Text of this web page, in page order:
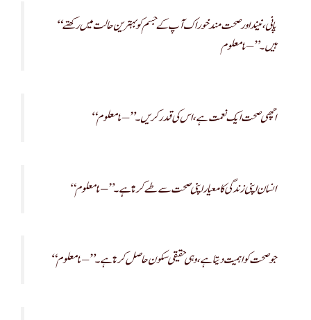
“پانی، نیند اور صحت مند خوراک آپ کے جسم کو بہترین حالت میں رکھتے
ہیں۔” – نامعلوم
“اچھی صحت ایک نعمت ہے، اس کی قدر کریں۔” – نامعلوم
“انسان اپنی زندگی کا معیار اپنی صحت سے طے کرتا ہے۔” – نامعلوم
“جو صحت کو اہمیت دیتا ہے، وہی حقیقی سکون حاصل کرتا ہے۔” – نامعلوم